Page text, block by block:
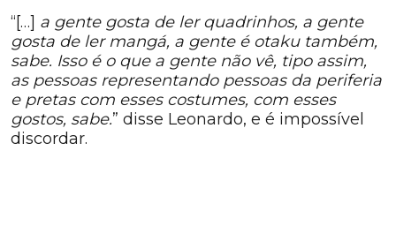
“[…] a gente gosta de ler quadrinhos, a gente
gosta de ler mangá, a gente é otaku também,
sabe. Isso é o que a gente não vê, tipo assim,
as pessoas representando pessoas da periferia
e pretas com esses costumes, com esses
gostos, sabe.” disse Leonardo, e é impossível
discordar.